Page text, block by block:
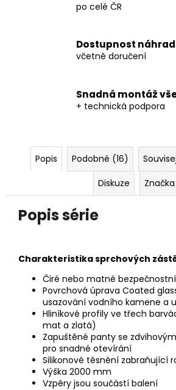
po celé ČR
Dostupnost
včetně doručení
Snadná montáž
+ technická podpora
Popis Podobné (16)
Diskuze
Značka
Popis série
Charakteristika sprchových
Čiré nebo matné
Povrchová úprava Coated
usazování vodního kamene a
Hliníkové profily ve třech
mat a zlatá)
Zapuštěné panty se
pro snadné otevírání
Silikonové těsnění zabraňující
Výška 2000 mm
Vzpěry jsou součástí balení